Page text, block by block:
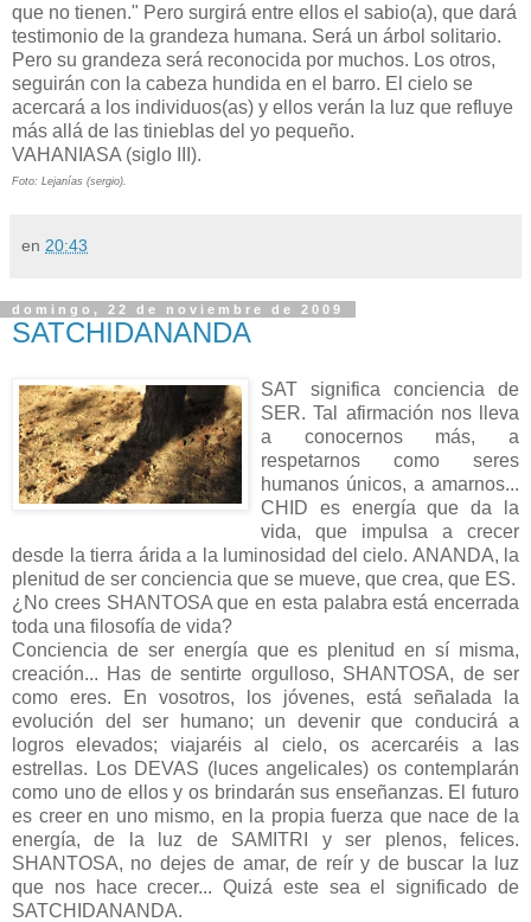
que no tienen." Pero surgirá entre ellos el sabio(a), que dará
testimonio de la grandeza humana. Será un árbol solitario.
Pero su grandeza será reconocida por muchos. Los otros,
seguirán con la cabeza hundida en el barro. El cielo se
acercará a los individuos(as) y ellos verán la luz que refluye
más allá de las tinieblas del yo pequeño.
VAHANIASA (siglo III).
Foto: Lejanías (sergio).
en 20:43
domingo, 22 de noviembre de 2009
SATCHIDANANDA
SAT significa conciencia de
SER. Tal afirmación nos lleva
a conocernos más, a
respetarnos como seres
humanos únicos, a amarnos...
CHID es energía que da la
vida, que impulsa a crecer
desde la tierra árida a la luminosidad del cielo. ANANDA, la
plenitud de ser conciencia que se mueve, que crea, que ES.
¿No crees SHANTOSAque en esta palabra está encerrada
toda una filosofía de vida?
Conciencia de ser energía que es plenitud en sí misma,
creación... Has de sentirte orgulloso, SHANTOSA, de ser
como eres. En vosotros, los jóvenes, está señalada la
evolución del ser humano; un devenir que conducirá a
logros elevados; viajaréis al cielo, os acercaréis a las
estrellas. Los DEVAS (luces angelicales) os contemplarán
como uno de ellos y os brindarán sus enseñanzas. El futuro
es creer en uno mismo, en la propia fuerza que nace de la
energía, de la luz de SAMITRI y ser plenos,felices.
SHANTOSA, no dejes de amar, de reír y de buscar la luz
que nos hace crecer... Quizá este sea el significado de
SATCHIDANANDA.